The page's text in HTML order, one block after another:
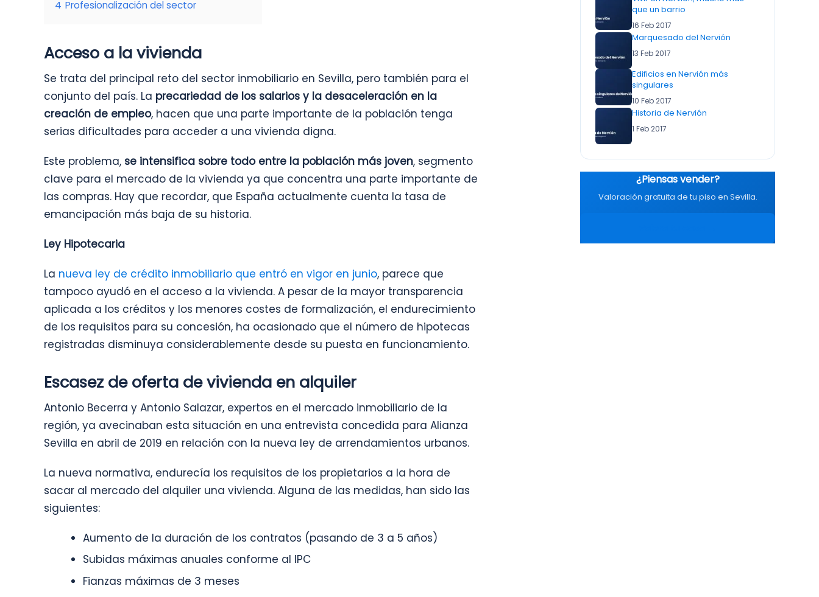
4 Profesionalización del sector
Acceso a la vivienda
Se trata del principal reto del sector inmobiliario en Sevilla, pero también para el
conjunto del país. La precariedad de los salarios y la desaceleración en la
creación de empleo, hacen que una parte importante de la población tenga
serias dificultades para acceder a una vivienda digna.
Este problema, se intensifica sobre todo entre la población más joven, segmento
clave para el mercado de la vivienda ya que concentra una parte importante de
las compras. Hay que recordar, que España actualmente cuenta la tasa de
emancipación más baja de su historia.
Ley Hipotecaria
La nueva ley de crédito inmobiliario que entró en vigor en junio, parece que
tampoco ayudó en el acceso a la vivienda. A pesar de la mayor transparencia
aplicada a los créditos y los menores costes de formalización, el endurecimiento
de los requisitos para su concesión, ha ocasionado que el número de hipotecas
registradas disminuya considerablemente desde su puesta en funcionamiento.
Escasez de oferta de vivienda en alquiler
Antonio Becerra y Antonio Salazar, expertos en el mercado inmobiliario de la
región, ya avecinaban esta situación en una entrevista concedida para Alianza
Sevilla en abril de 2019 en relación con la nueva ley de arrendamientos urbanos.
La nueva normativa, endurecía los requisitos de los propietarios a la hora de
sacar al mercado del alquiler una vivienda. Alguna de las medidas, han sido las
siguientes:
Aumento de la duración de los contratos (pasando de 3 a 5 años)
Subidas máximas anuales conforme al IPC
Fianzas máximas de 3 meses
que un barrio
16 Feb 2017
Marquesado del Nervión
13 Feb 2017
Edificios en Nervión más
singulares
10 Feb 2017
Historia de Nervión
1 Feb 2017
¿Piensas vender?
Valoración gratuita de tu piso en Sevilla.